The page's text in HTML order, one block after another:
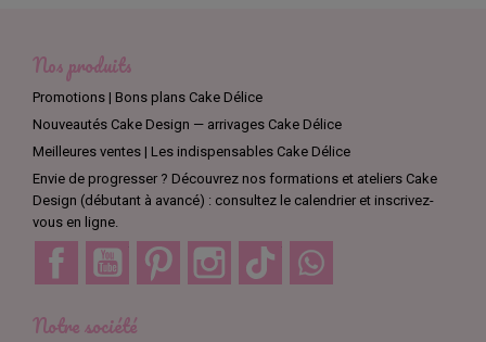
Nos produits
Promotions | Bons plans Cake Délice
Nouveautés Cake Design — arrivages Cake Délice
Meilleures ventes | Les indispensables Cake Délice
Envie de progresser ? Découvrez nos formations et ateliers Cake
Design (débutant à avancé) : consultez le calendrier et inscrivez-
vous en ligne.
Facebook YouTube Pinterest Instagram TikTok
Notre société